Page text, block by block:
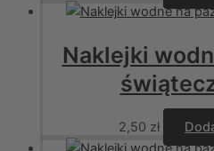
Naklejki
2,50 zł